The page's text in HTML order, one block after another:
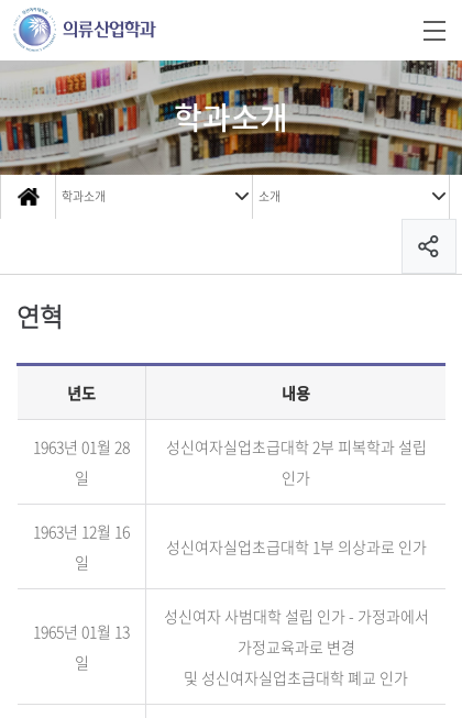
학과소개
학과소개 소개
연혁
년도 내용
1963년 01월 28
일
성신여자실업초급대학 2부 피복학과 설립
인가
1963년 12월 16
일
성신여자실업초급대학 1부 의상과로 인가
1965년 01월 13
일
성신여자 사범대학 설립 인가 - 가정과에서
가정교육과로 변경
및 성신여자실업초급대학 폐교 인가